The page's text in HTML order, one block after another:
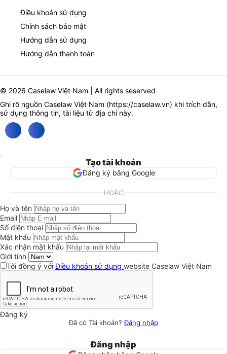
Điều khoản sử dụng
Chính sách bảo mật
Hướng dẫn sử dụng
Hướng dẫn thanh toán
© 2026 Caselaw Việt Nam | All rights seserved
Ghi rõ nguồn Caselaw Việt Nam (https://caselaw.vn) khi trích dẫn,
sử dụng thông tin, tài liệu từ địa chỉ này.
Tạo tài khoản
Đăng ký bằng Google
HOẶC
Họ và tên
Email
Số điện thoại
Mật khẩu
Xác nhận mật khẩu
Giới tính
Tôi đồng ý vớiĐiều khoản sử dụng website Caselaw Việt Nam
Đăng ký
Đã có Tài khoản?Đăng nhập
Đăng nhập